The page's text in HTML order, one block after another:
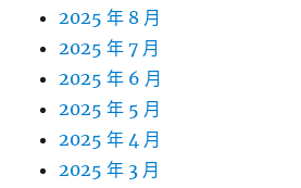
2025 年 8 月
2025 年 7 月
2025 年 6 月
2025 年 5 月
2025 年 4 月
2025 年 3 月